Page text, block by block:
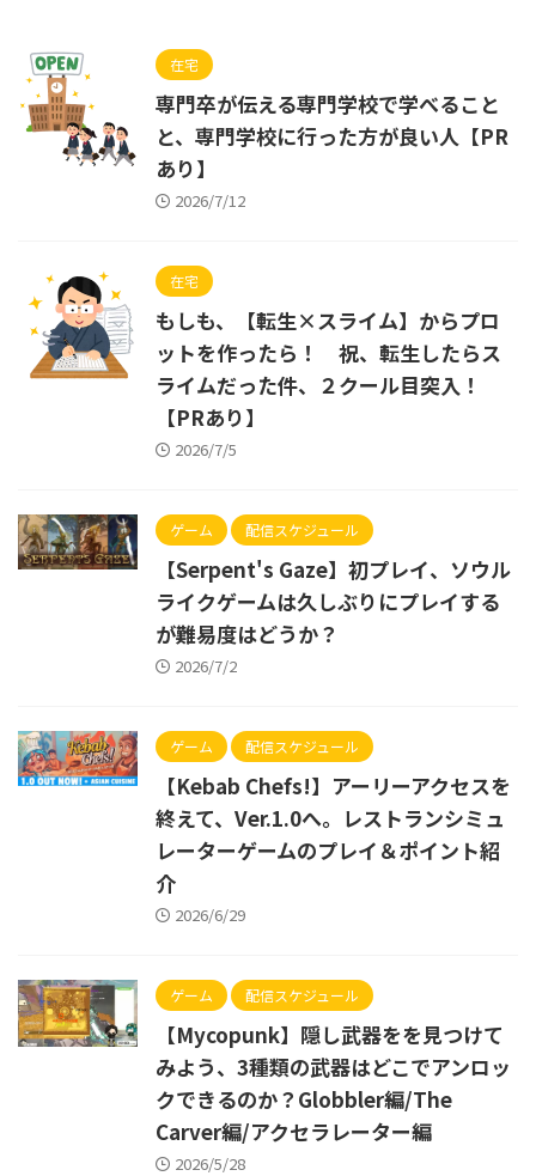
在宅
専門卒が伝える専門学校で学べること
と、専門学校に行った方が良い人【PR
あり】
2026/7/12
在宅
もしも、【転生×スライム】からプロ
ットを作ったら！ 祝、転生したらス
ライムだった件、２クール目突入！
【PRあり】
2026/7/5
ゲーム 配信スケジュール
【Serpent's Gaze】初プレイ、ソウル
ライクゲームは久しぶりにプレイする
が難易度はどうか？
2026/7/2
ゲーム 配信スケジュール
【Kebab Chefs!】アーリーアクセスを
終えて、Ver.1.0へ。レストランシミュ
レーターゲームのプレイ＆ポイント紹
介
2026/6/29
ゲーム 配信スケジュール
【Mycopunk】隠し武器をを見つけて
みよう、3種類の武器はどこでアンロッ
クできるのか？Globbler編/The
Carver編/アクセラレーター編
2026/5/28